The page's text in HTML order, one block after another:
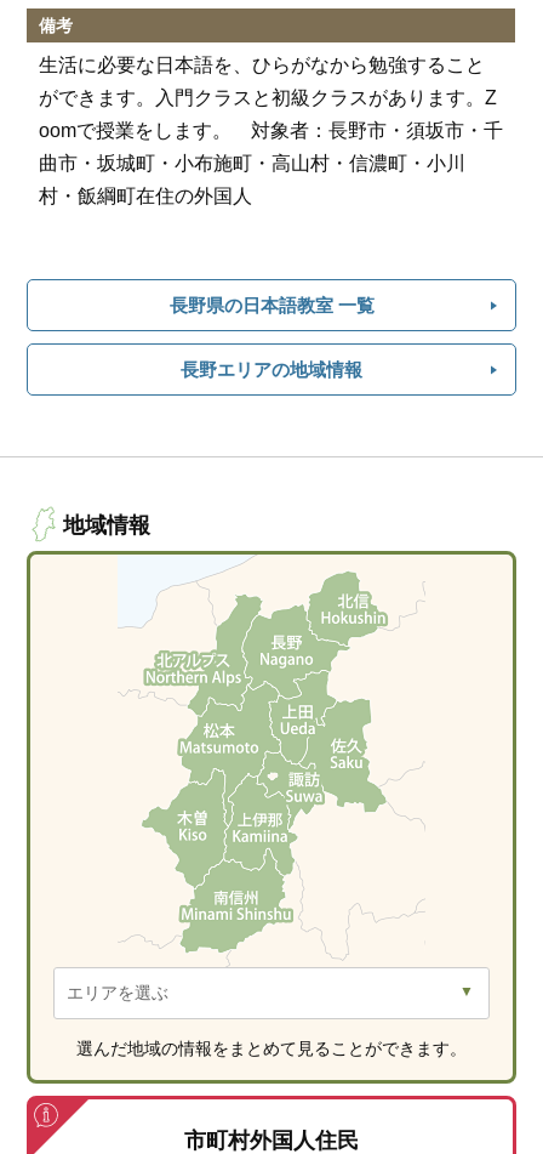
備考
生活に必要な日本語を、ひらがなから勉強すること
ができます。入門クラスと初級クラスがあります。Z
oomで授業をします。 対象者：長野市・須坂市・千
曲市・坂城町・小布施町・高山村・信濃町・小川
村・飯綱町在住の外国人
長野県の日本語教室 一覧
長野エリアの地域情報
地域情報
選んだ地域の情報をまとめて見ることができます。
市町村外国人住民